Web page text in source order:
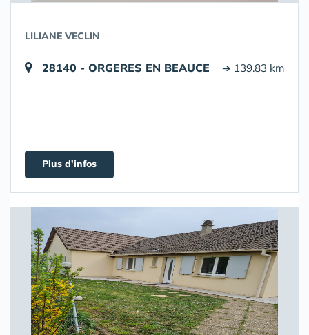
LILIANE VECLIN
28140 - ORGERES EN BEAUCE ➔ 139.83 km
Plus d'infos